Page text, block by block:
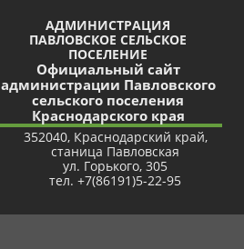
АДМИНИСТРАЦИЯ
ПАВЛОВСКОЕ СЕЛЬСКОЕ
ПОСЕЛЕНИЕ
Официальный сайт
администрации Павловского
сельского поселения
Краснодарского края
352040, Краснодарский край,
станица Павловская
ул. Горького, 305
тел. +7(86191)5-22-95